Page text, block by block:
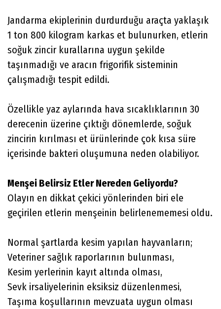
Jandarma ekiplerinin durdurduğu araçta yaklaşık
1 ton 800 kilogram karkas et bulunurken, etlerin
soğuk zincir kurallarına uygun şekilde
taşınmadığı ve aracın frigorifik sisteminin
çalışmadığı tespit edildi.
Özellikle yaz aylarında hava sıcaklıklarının 30
derecenin üzerine çıktığı dönemlerde, soğuk
zincirin kırılması et ürünlerinde çok kısa süre
içerisinde bakteri oluşumuna neden olabiliyor.
Menşei Belirsiz Etler Nereden Geliyordu?
Olayın en dikkat çekici yönlerinden biri ele
geçirilen etlerin menşeinin belirlenememesi oldu.
Normal şartlarda kesim yapılan hayvanların;
Veteriner sağlık raporlarının bulunması,
Kesim yerlerinin kayıt altında olması,
Sevk irsaliyelerinin eksiksiz düzenlenmesi,
Taşıma koşullarının mevzuata uygun olması